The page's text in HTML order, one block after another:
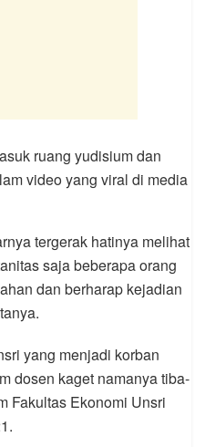
ruang yudisium dan
video yang viral di media
tergerak hatinya melihat
saja beberapa orang
dan berharap kejadian
yang menjadi korban
dosen kaget namanya tiba-
Fakultas Ekonomi Unsri